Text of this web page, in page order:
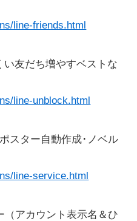
line-friends.html
い友だち増やすベストな
line-unblock.html
スター自動作成･ノベル
line-service.html
（アカウント表示名＆ひ